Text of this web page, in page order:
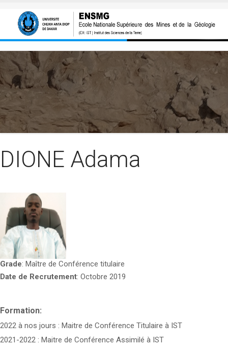
DIONE Adama
Grade: Maître de Conférence titulaire
Date de Recrutement: Octobre 2019
Formation:
2022 à nos jours : Maitre de Conférence Titulaire à IST
2021-2022 : Maitre de Conférence Assimilé à IST